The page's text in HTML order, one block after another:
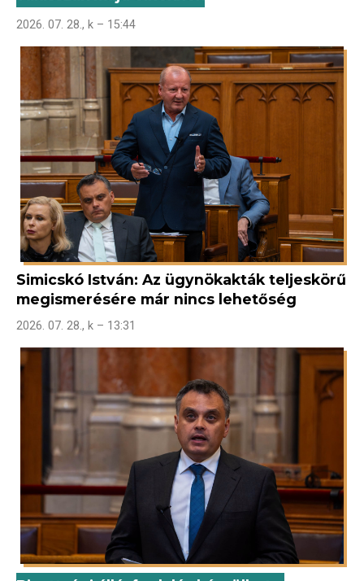
2026. 07. 28., k – 15:44
Simicskó István: Az ügynökakták teljeskörű
megismerésére már nincs lehetőség
2026. 07. 28., k – 13:31